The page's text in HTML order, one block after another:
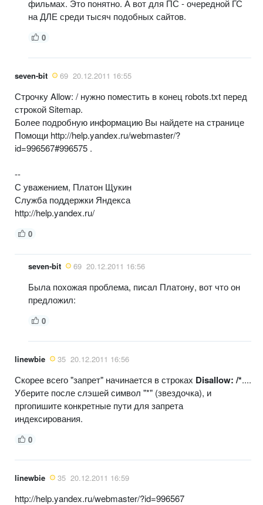
фильмах. Это понятно. А вот для ПС - очередной ГС
на ДЛЕ среди тысяч подобных сайтов.
0
seven-bit 69 20.12.2011 16:55
Строчку Allow: / нужно поместить в конец robots.txt перед
строкой Sitemap.
Более подробную информацию Вы найдете на странице
Помощи http://help.yandex.ru/webmaster/?
id=996567#996575 .
--
С уважением, Платон Щукин
Служба поддержки Яндекса
http://help.yandex.ru/
0
seven-bit 69 20.12.2011 16:56
Была похожая проблема, писал Платону, вот что он
предложил:
0
linewbie 35 20.12.2011 16:56
Скорее всего "запрет" начинается в строках Disallow: /*....
Уберите после слэшей символ "*" (звездочка), и
пргопишите конкретные пути для запрета
индексирования.
0
linewbie 35 20.12.2011 16:59
http://help.yandex.ru/webmaster/?id=996567